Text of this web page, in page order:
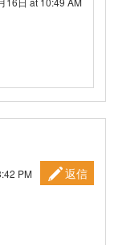
PM
返信